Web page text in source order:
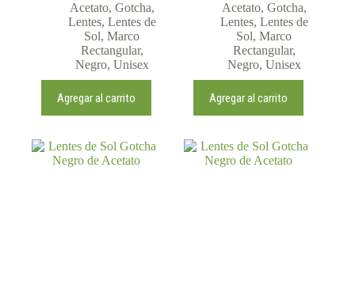
Acetato, Gotcha,
Lentes, Lentes de
Sol,Marco
Rectangular,
Negro, Unisex
Agregar al carrito
Acetato, Gotcha,
Lentes, Lentes de
Sol,Marco
Rectangular,
Negro, Unisex
Agregar al carrito